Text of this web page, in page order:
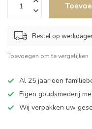
Bestel op
Toevoegen om te vergelijken
Al 25 jaar een
Eigen goudsmederij
Wij verpakken uw